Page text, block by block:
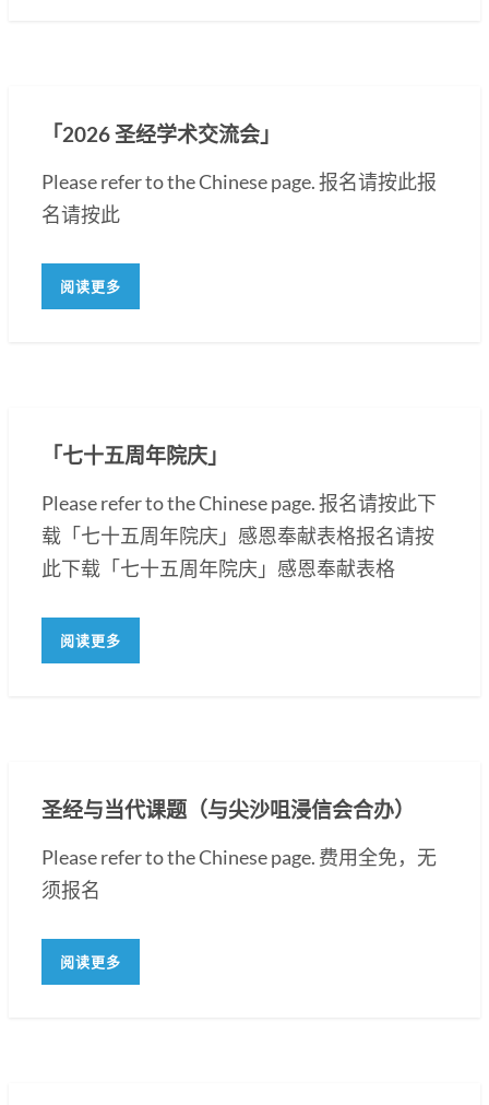
「2026 圣经学术交流会」
Please refer to the Chinese page. 报名请按此报
名请按此
阅读更多
「七十五周年院庆」
Please refer to the Chinese page. 报名请按此下
载「七十五周年院庆」感恩奉献表格报名请按
此下载「七十五周年院庆」感恩奉献表格
阅读更多
圣经与当代课题（与尖沙咀浸信会合办）
Please refer to the Chinese page. 费用全免，无
须报名
阅读更多